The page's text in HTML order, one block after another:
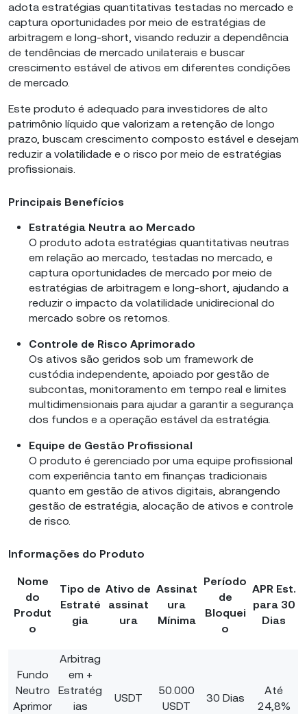
adota estratégias quantitativas testadas no mercado e
captura oportunidades por meio de estratégias de
arbitragem e long-short, visando reduzir a dependência
de tendências de mercado unilaterais e buscar
crescimento estável de ativos em diferentes condições
de mercado.
Este produto é adequado para investidores de alto
patrimônio líquido que valorizam a retenção de longo
prazo, buscam crescimento composto estável e desejam
reduzir a volatilidade e o risco por meio de estratégias
profissionais.
Principais Benefícios
Estratégia Neutra ao Mercado
O produto adota estratégias quantitativas neutras
em relação ao mercado, testadas no mercado, e
captura oportunidades de mercado por meio de
estratégias de arbitragem e long-short, ajudando a
reduzir o impacto da volatilidade unidirecional do
mercado sobre os retornos.
Controle de Risco Aprimorado
Os ativos são geridos sob um framework de
custódia independente, apoiado por gestão de
subcontas, monitoramento em tempo real e limites
multidimensionais para ajudar a garantir a segurança
dos fundos e a operação estável da estratégia.
Equipe de Gestão Profissional
O produto é gerenciado por uma equipe profissional
com experiência tanto em finanças tradicionais
quanto em gestão de ativos digitais, abrangendo
gestão de estratégia, alocação de ativos e controle
de risco.
Informações do Produto
Nome
do
Produt
o
Tipo de
Estraté
gia
Ativo de
assinat
ura
Assinat
ura
Mínima
Período
de
Bloquei
o
APR Est.
para 30
Dias
Fundo
Neutro
Aprimor
Arbitrag
em +
Estratég
ias
USDT
50.000
USDT
30 Dias
Até
24,8%